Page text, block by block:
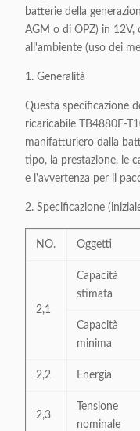
batterie della
AGM o di OPZ) in 12V,
all'ambiente (uso dei
1. Generalità
Questa specificazione
ricaricabile TB4880F-
manifatturiero dalla
tipo, la prestazione, le
e l'avvertenza per il
2. Specificazione
NO. Oggetti
2,1
Capacità
stimata
Capacità
minima
2,2 Energia
2,3
Tensione
nominale